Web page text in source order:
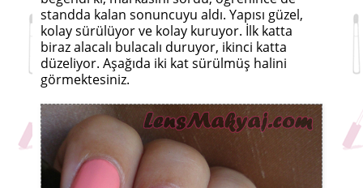
standda kalan sonuncuyu aldı. Yapısı güzel,
kolay sürülüyor ve kolay kuruyor. İlk katta
biraz alacalı bulacalı duruyor, ikinci katta
düzeliyor. Aşağıda iki kat sürülmüş halini
görmektesiniz.